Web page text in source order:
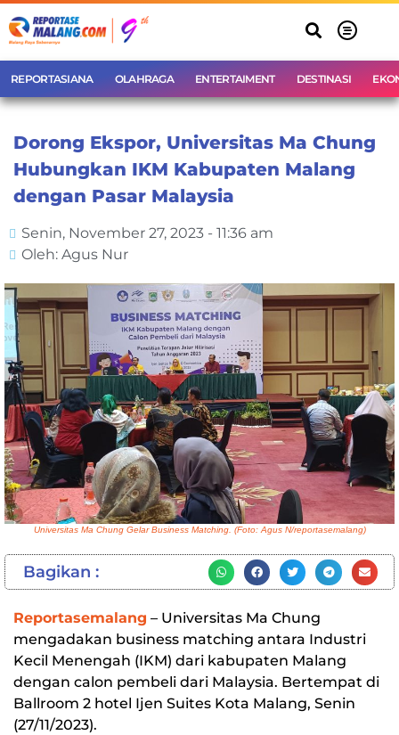
REPORTASIANA OLAHRAGA ENTERTAIMENT DESTINASI
Dorong Ekspor, Universitas Ma Chung
Hubungkan IKM Kabupaten Malang
dengan Pasar Malaysia
Senin, November 27, 2023 - 11:36 am
Oleh: Agus Nur
Universitas Ma Chung Gelar Business Matching. (Foto: Agus N/reportasemalang)
Bagikan :
Reportasemalang – Universitas Ma Chung
mengadakan business matching antara Industri
Kecil Menengah (IKM) dari kabupaten Malang
dengan calon pembeli dari Malaysia. Bertempat di
Ballroom 2 hotel Ijen Suites Kota Malang, Senin
(27/11/2023).